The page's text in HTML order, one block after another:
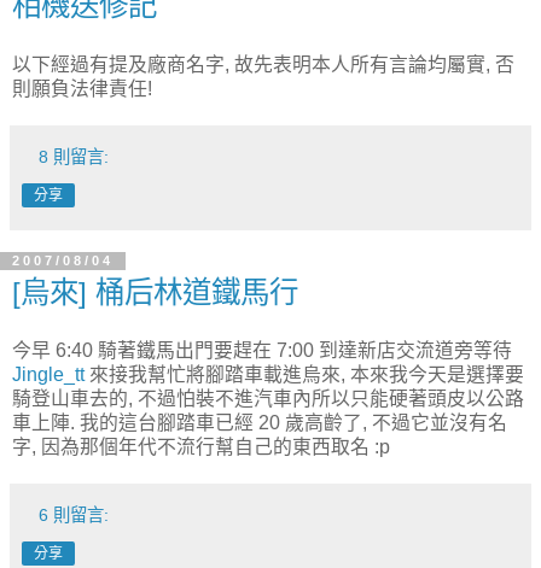
以下經過有提及廠商名字, 故先表明本人所有言論均屬實, 否
則願負法律責任!
8 則留言:
分享
2007/08/04
[烏來] 桶后林道鐵馬行
今早 6:40 騎著鐵馬出門要趕在 7:00 到達新店交流道旁等待
Jingle_tt來接我幫忙將腳踏車載進烏來, 本來我今天是選擇要
騎登山車去的, 不過怕裝不進汽車內所以只能硬著頭皮以公路
車上陣. 我的這台腳踏車已經 20 歲高齡了, 不過它並沒有名
字, 因為那個年代不流行幫自己的東西取名 :p
6 則留言:
分享